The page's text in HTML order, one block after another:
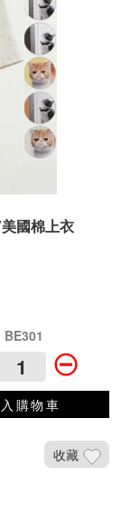
國棉上衣
BE301
購物車
收藏